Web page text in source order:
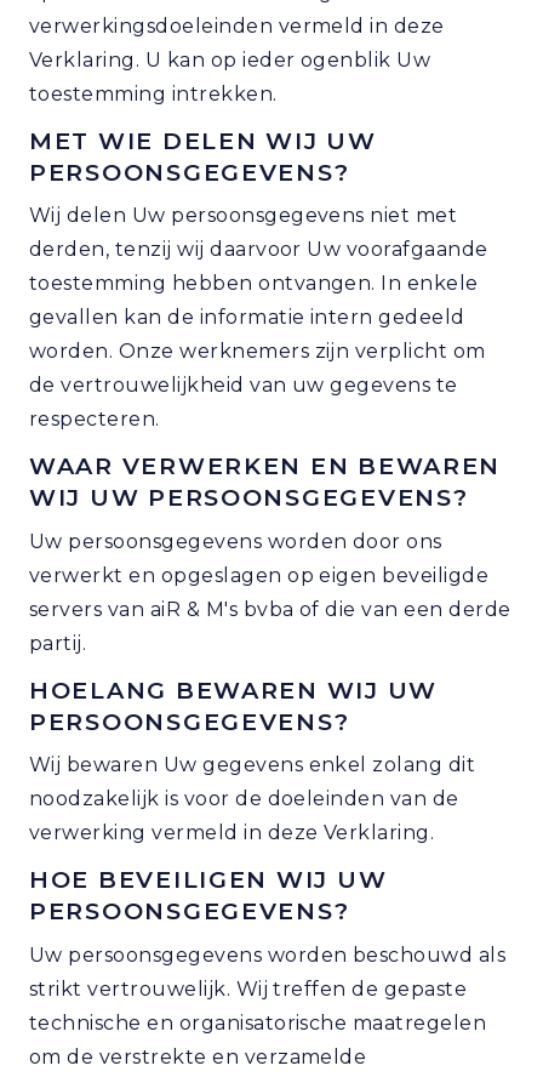
verwerkingsdoeleinden vermeld in deze
Verklaring. U kan op ieder ogenblik Uw
toestemming intrekken.
MET WIE DELEN WIJ UW
PERSOONSGEGEVENS?
Wij delen Uw persoonsgegevens niet met
derden, tenzij wij daarvoor Uw voorafgaande
toestemming hebben ontvangen. In enkele
gevallen kan de informatie intern gedeeld
worden. Onze werknemers zijn verplicht om
de vertrouwelijkheid van uw gegevens te
respecteren.
WAAR VERWERKEN EN BEWAREN
WIJ UW PERSOONSGEGEVENS?
Uw persoonsgegevens worden door ons
verwerkt en opgeslagen op eigen beveiligde
servers van aiR & M's bvba of die van een derde
partij.
HOELANG BEWAREN WIJ UW
PERSOONSGEGEVENS?
Wij bewaren Uw gegevens enkel zolang dit
noodzakelijk is voor de doeleinden van de
verwerking vermeld in deze Verklaring.
HOE BEVEILIGEN WIJ UW
PERSOONSGEGEVENS?
Uw persoonsgegevens worden beschouwd als
strikt vertrouwelijk. Wij treffen de gepaste
technische en organisatorische maatregelen
om de verstrekte en verzamelde